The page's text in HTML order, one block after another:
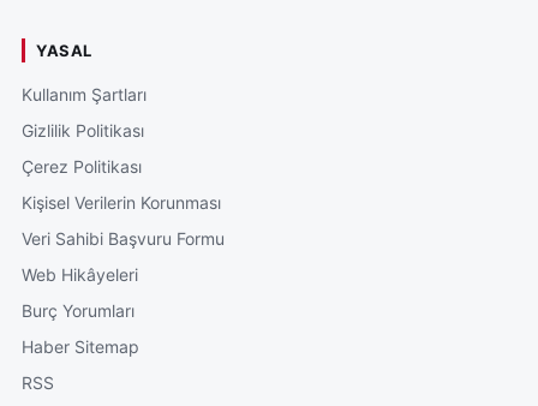
YASAL
Kullanım Şartları
Gizlilik Politikası
Çerez Politikası
Kişisel Verilerin Korunması
Veri Sahibi Başvuru Formu
Web Hikâyeleri
Burç Yorumları
Haber Sitemap
RSS